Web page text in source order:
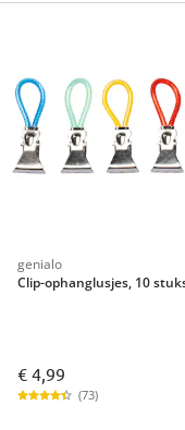
genialo
Clip-ophanglusjes, 10
€ 4,99
(73)